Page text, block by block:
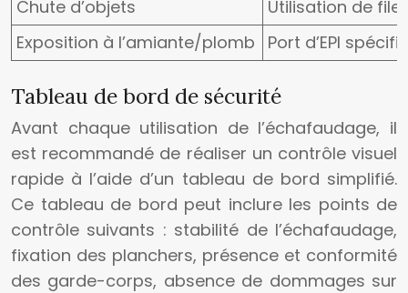
Chute d’objets
Utilisation de
Exposition à l’amiante/plomb
Port d’EPI
Tableau de bord de sécurité
Avant chaque utilisation de l’échafaudage, il
est recommandé de réaliser un contrôle visuel
rapide à l’aide d’un tableau de bord simplifié.
Ce tableau de bord peut inclure les points de
contrôle suivants : stabilité de l’échafaudage,
fixation des planchers, présence et conformité
des garde-corps, absence de dommages sur